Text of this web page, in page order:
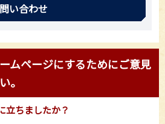
い合わせ
ムページにするためにご意見
。
立ちましたか？